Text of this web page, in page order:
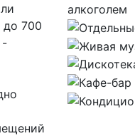
до 700
-
алкоголем